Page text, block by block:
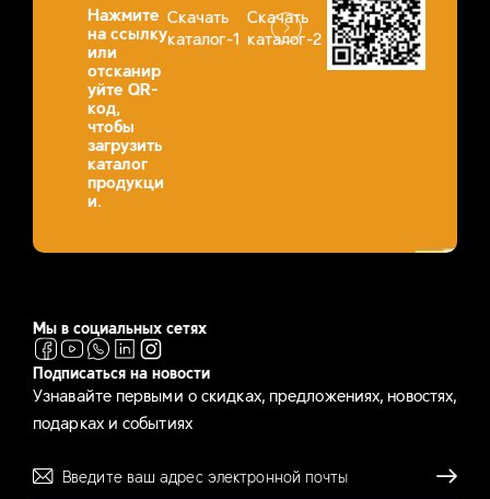
Нажмите
на ссылку
или
отсканир
уйте QR-
код,
чтобы
загрузить
каталог
продукци
и.
Скачать
каталог-1
Скачать
каталог-2
Мы в социальных сетях
Подписаться на новости
Узнавайте первыми о скидках, предложениях, новостях,
подарках и событиях